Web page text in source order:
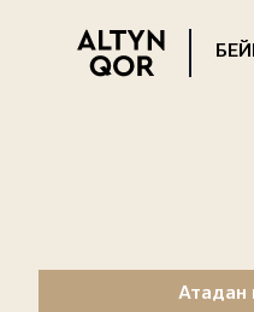
Атадан